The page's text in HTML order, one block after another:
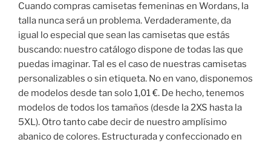
Cuando compras camisetas femeninas en Wordans, la
talla nunca será un problema. Verdaderamente, da
igual lo especial que sean las camisetas que estás
buscando: nuestro catálogo dispone de todas las que
puedas imaginar. Tal es el caso de nuestras camisetas
personalizables o sin etiqueta. No en vano, disponemos
de modelos desde tan solo 1,01 €. De hecho, tenemos
modelos de todos los tamaños (desde la 2XS hasta la
5XL). Otro tanto cabe decir de nuestro amplísimo
abanico de colores. Estructurada y confeccionado en